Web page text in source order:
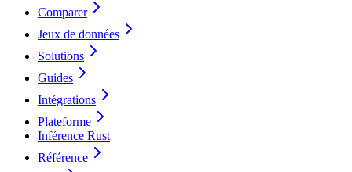
Comparer
Jeux de données
Solutions
Guides
Intégrations
Plateforme
Inférence Rust
Référence